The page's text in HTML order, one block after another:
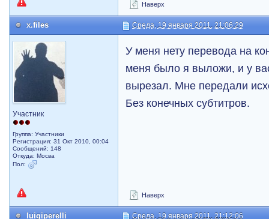
Наверх
x.files Среда, 19 января 2011, 21:06:29
Участник
Группа: Участники
Регистрация: 31 Окт 2010, 00:04
Сообщений: 148
Откуда: Мосва
Пол:
У меня нету перевода на
меня было я выложи, и у
вырезал. Мне передали
Без конечных субтитров.
Наверх
luigiperelli Среда, 19 января 2011, 21:12:06